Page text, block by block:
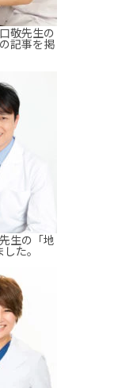
敬先生の
記事を掲
生の「地
た。